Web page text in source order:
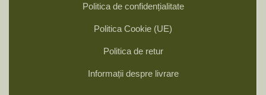
Politica de confidențialitate
Politica Cookie (UE)
Politica de retur
Informații despre livrare